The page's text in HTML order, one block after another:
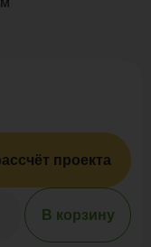
проекта
В корзину